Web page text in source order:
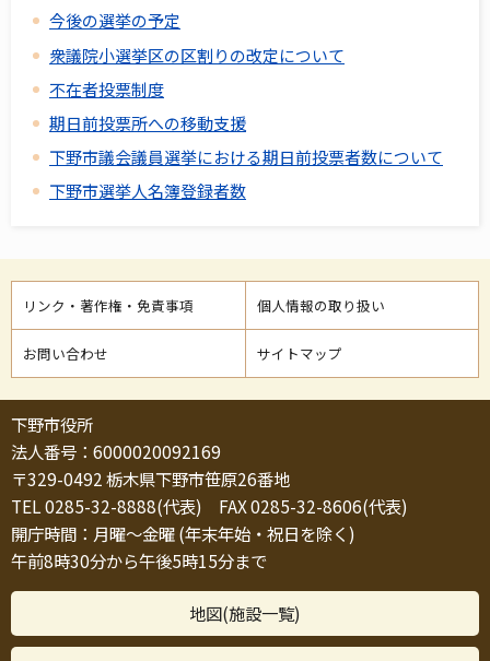
今後の選挙の予定
衆議院小選挙区の区割りの改定について
不在者投票制度
期日前投票所への移動支援
下野市議会議員選挙における期日前投票者数について
下野市選挙人名簿登録者数
リンク・著作権・免責事項 個人情報の取り扱い
お問い合わせ サイトマップ
下野市役所
法人番号：6000020092169
〒329-0492 栃木県下野市笹原26番地
TEL 0285-32-8888(代表) FAX 0285-32-8606(代表)
開庁時間：月曜～金曜 (年末年始・祝日を除く)
午前8時30分から午後5時15分まで
地図(施設一覧)